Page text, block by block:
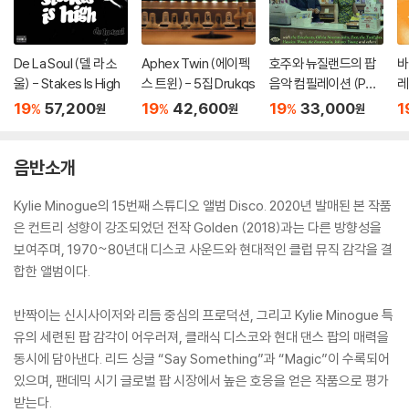
De La Soul (델 라 소
울) - Stakes Is High
19% 57,200원
Aphex Twin (에이펙
스 트윈) - 5집 Drukqs
19% 42,600원
호주와 뉴질랜드의 팝
음악 컴필레이션 (Pop
Down Under 1966-1
19% 33,000원
음반소개
Kylie Minogue의 15번째 스튜디오 앨범 Disco. 2020년 발매된 본 작품
은 컨트리 성향이 강조되었던 전작 Golden (2018)과는 다른 방향성을
보여주며, 1970~80년대 디스코 사운드와 현대적인 클럽 뮤직 감각을 결
합한 앨범이다.
반짝이는 신시사이저와 리듬 중심의 프로덕션, 그리고 Kylie Minogue 특
유의 세련된 팝 감각이 어우러져, 클래식 디스코와 현대 댄스 팝의 매력을
동시에 담아낸다. 리드 싱글 “Say Something”과 “Magic”이 수록되어
있으며, 팬데믹 시기 글로벌 팝 시장에서 높은 호응을 얻은 작품으로 평가
받는다.